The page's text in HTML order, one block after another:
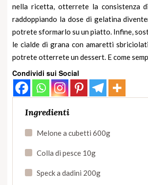
nella ricetta, otterrete la consistenza
raddoppiando la dose di gelatina
potrete sformarlo su un piatto. Infine,
le cialde di grana con amaretti
potrete otterrete un dessert. E come
Condividi sui Social
Ingredienti
Melone a cubetti 600g
Colla di pesce 10g
Speck a dadini 200g